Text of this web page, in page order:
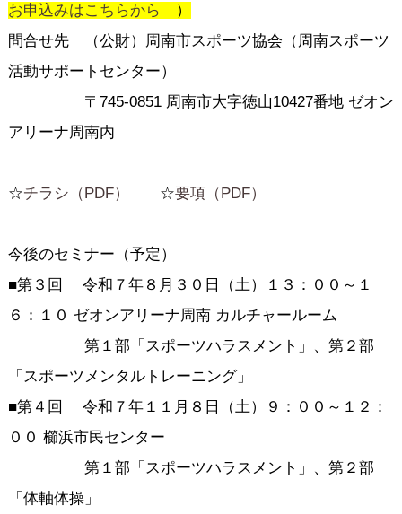
お申込みはこちらから
）
問合せ先 （公財）周南市スポーツ協会（周南スポーツ
活動サポートセンター）
〒745-0851 周南市大字徳山10427番地 ゼオン
アリーナ周南内
☆チラシ（PDF） ☆要項（PDF）
今後のセミナー（予定）
■第３回 令和７年８月３０日（土）１３：００～１
６：１０ ゼオンアリーナ周南 カルチャールーム
第１部「スポーツハラスメント」、第２部
「スポーツメンタルトレーニング」
■第４回 令和７年１１月８日（土）９：００～１２：
００ 櫛浜市民センター
第１部「スポーツハラスメント」、第２部
「体軸体操」